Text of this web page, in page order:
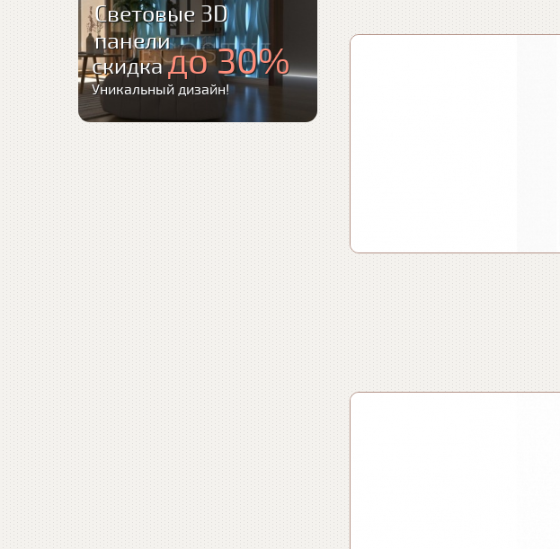
Световые 3D
панели
скидкадо 30%
Уникальный дизайн!